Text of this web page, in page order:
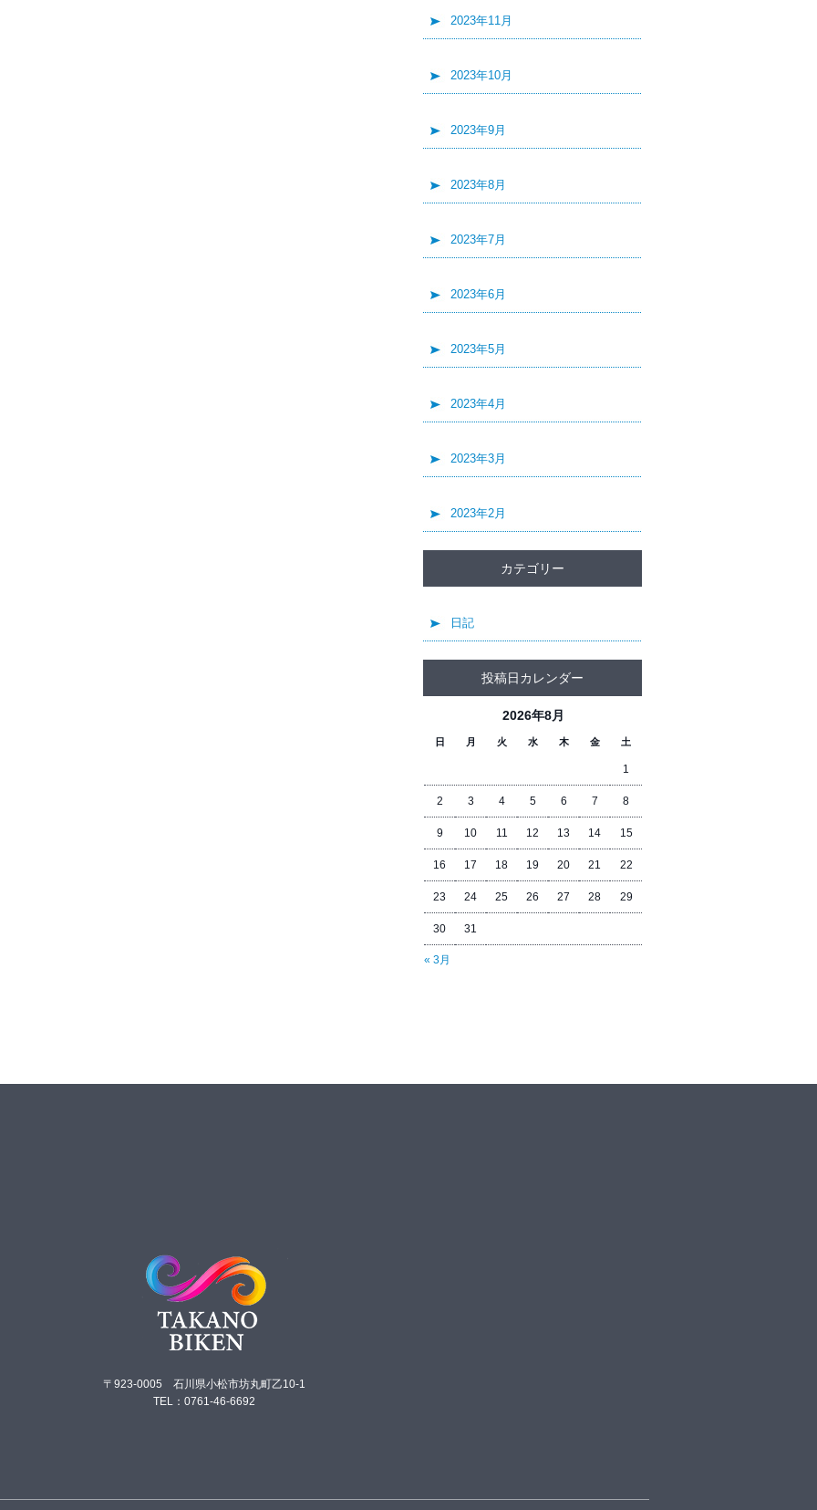
2023年11月
2023年10月
2023年9月
2023年8月
2023年7月
2023年6月
2023年5月
2023年4月
2023年3月
2023年2月
カテゴリー
日記
投稿日カレンダー
2026年8月
日 月 火 水 木 金 土
« 3月
1
2 3 4 5 6 7 8
9 10 11 12 13 14 15
16 17 18 19 20 21 22
23 24 25 26 27 28 29
30 31
〒923-0005 石川県小松市坊丸町乙10-1
TEL：0761-46-6692